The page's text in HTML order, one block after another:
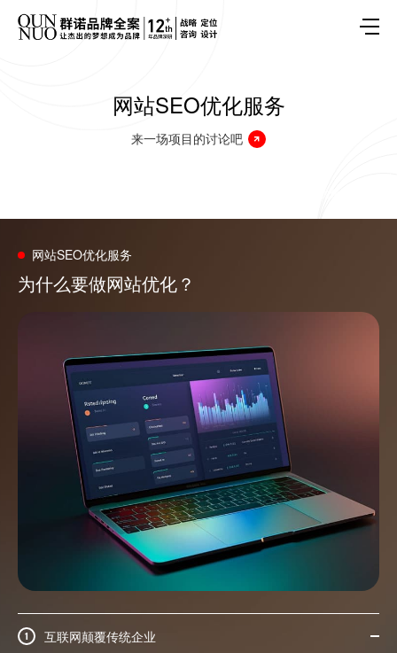
网站SEO优化服务
来一场项目的讨论吧
网站SEO优化服务
为什么要做网站优化？
1 互联网颠覆传统企业